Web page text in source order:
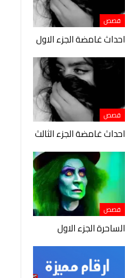
قصص
احداث غامضة الجزء الاول
قصص
احداث غامضة الجزء الثالث
قصص
الساحرة الجزء الاول